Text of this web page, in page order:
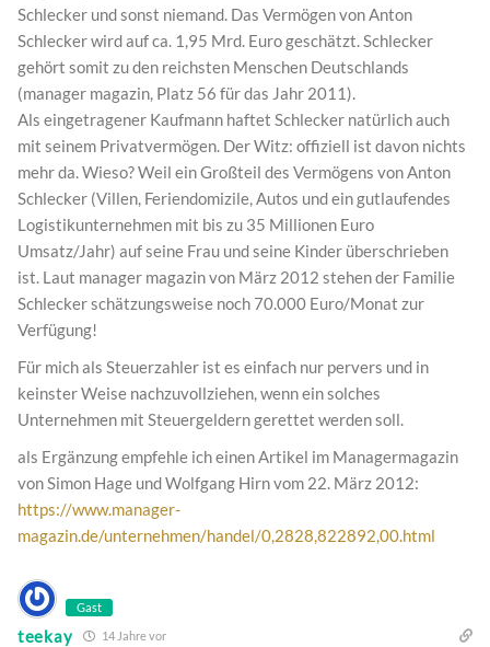
Schlecker und sonst niemand. Das Vermögen von Anton
Schlecker wird auf ca. 1,95 Mrd. Euro geschätzt. Schlecker
gehört somit zu den reichsten Menschen Deutschlands
(manager magazin, Platz 56 für das Jahr 2011).
Als eingetragener Kaufmann haftet Schlecker natürlich auch
mit seinem Privatvermögen. Der Witz: offiziell ist davon nichts
mehr da. Wieso? Weil ein Großteil des Vermögens von Anton
Schlecker (Villen, Feriendomizile, Autos und ein gutlaufendes
Logistikunternehmen mit bis zu 35 Millionen Euro
Umsatz/Jahr) auf seine Frau und seine Kinder überschrieben
ist. Laut manager magazin von März 2012 stehen der Familie
Schlecker schätzungsweise noch 70.000 Euro/Monat zur
Verfügung!
Für mich als Steuerzahler ist es einfach nur pervers und in
keinster Weise nachzuvollziehen, wenn ein solches
Unternehmen mit Steuergeldern gerettet werden soll.
als Ergänzung empfehle ich einen Artikel im Managermagazin
von Simon Hage und Wolfgang Hirn vom 22. März 2012:
https://www.manager-
magazin.de/unternehmen/handel/0,2828,822892,00.html
Gast
teekay 14 Jahre vor